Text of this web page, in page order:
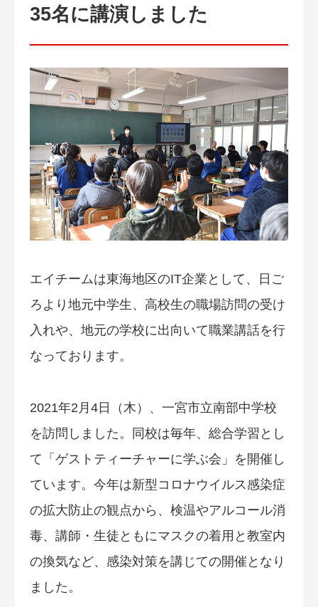
35名に講演しました
エイチームは東海地区のIT企業として、日ご
ろより地元中学生、高校生の職場訪問の受け
入れや、地元の学校に出向いて職業講話を行
なっております。
2021年2月4日（木）、一宮市立南部中学校
を訪問しました。同校は毎年、総合学習とし
て「ゲストティーチャーに学ぶ会」を開催し
ています。今年は新型コロナウイルス感染症
の拡大防止の観点から、検温やアルコール消
毒、講師・生徒ともにマスクの着用と教室内
の換気など、感染対策を講じての開催となり
ました。